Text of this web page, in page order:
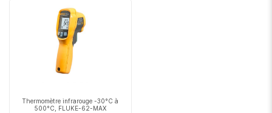
Thermomètre infrarouge -30°C à
500°C, FLUKE-62-MAX